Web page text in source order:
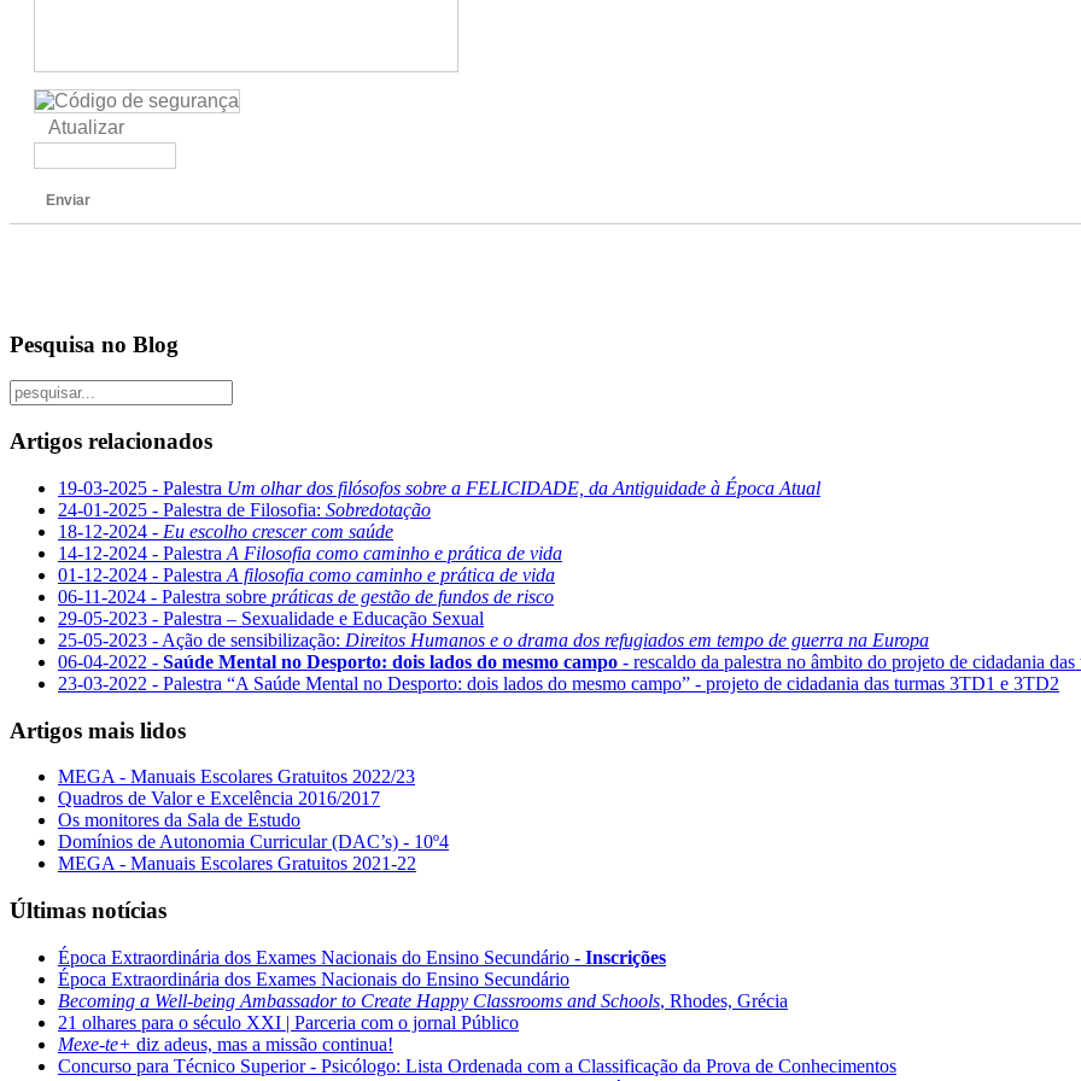
Atualizar
Enviar
Pesquisa no Blog
Artigos relacionados
19-03-2025 - Palestra Um olhar dos filósofos sobre a FELICIDADE, da Antiguidade à Época Atual
24-01-2025 - Palestra de Filosofia: Sobredotação
18-12-2024 - Eu escolho crescer com saúde
14-12-2024 - Palestra A Filosofia como caminho e prática de vida
01-12-2024 - Palestra A filosofia como caminho e prática de vida
06-11-2024 - Palestra sobre práticas de gestão de fundos de risco
29-05-2023 - Palestra – Sexualidade e Educação Sexual
25-05-2023 - Ação de sensibilização: Direitos Humanos e o drama dos refugiados em tempo de guerra na Europa
06-04-2022 - Saúde Mental no Desporto: dois lados do mesmo campo - rescaldo da palestra no âmbito do projeto de cidadania
23-03-2022 - Palestra “A Saúde Mental no Desporto: dois lados do mesmo campo” - projeto de cidadania das turmas 3TD1 e 3TD2
Artigos mais lidos
MEGA - Manuais Escolares Gratuitos 2022/23
Quadros de Valor e Excelência 2016/2017
Os monitores da Sala de Estudo
Domínios de Autonomia Curricular (DAC’s) - 10º4
MEGA - Manuais Escolares Gratuitos 2021-22
Últimas notícias
Época Extraordinária dos Exames Nacionais do Ensino Secundário - Inscrições
Época Extraordinária dos Exames Nacionais do Ensino Secundário
Becoming a Well-being Ambassador to Create Happy Classrooms and Schools, Rhodes, Grécia
21 olhares para o século XXI | Parceria com o jornal Público
Mexe-te+ diz adeus, mas a missão continua!
Concurso para Técnico Superior - Psicólogo: Lista Ordenada com a Classificação da Prova de Conhecimentos